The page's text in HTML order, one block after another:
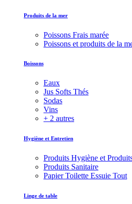
Produits de la mer
Poissons Frais marée
Poissons et produits de la
Boissons
Eaux
Jus Softs Thés
Sodas
Vins
+ 2 autres
Hygiène et Entretien
Produits Hygiène et
Produits Sanitaire
Papier Toilette Essuie Tout
Linge de table